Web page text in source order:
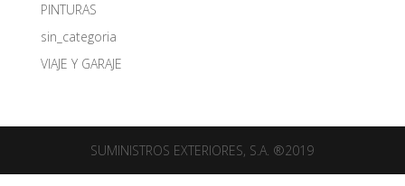
PINTURAS
sin_categoria
VIAJE Y GARAJE
SUMINISTROS EXTERIORES, S.A. ®2019